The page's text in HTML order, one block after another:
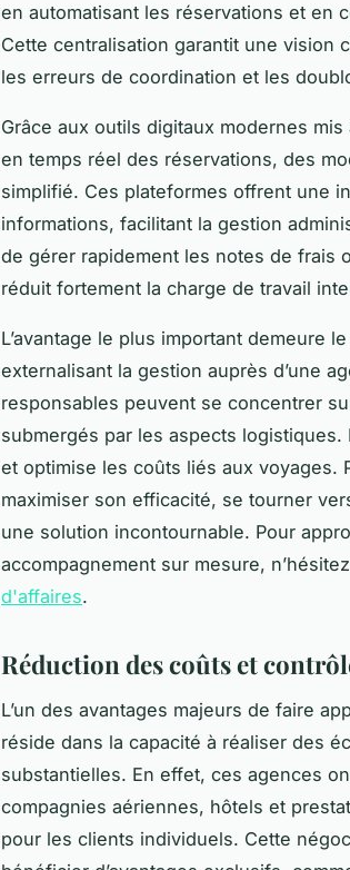
en automatisant les réservations et en
Cette centralisation garantit une vision
les erreurs de coordination et les
Grâce aux outils digitaux modernes
en temps réel des réservations, des
simplifié. Ces plateformes offrent une
informations, facilitant la gestion
de gérer rapidement les notes de frais
réduit fortement la charge de travail
L’avantage le plus important demeure
externalisant la gestion auprès d’une
responsables peuvent se concentrer
submergés par les aspects
et optimise les coûts liés aux voyages.
maximiser son efficacité, se tourner
une solution incontournable. Pour
accompagnement sur mesure,
d'affaires.
Réduction des coûts et
L’un des avantages majeurs de faire
réside dans la capacité à réaliser des
substantielles. En effet, ces agences
compagnies aériennes, hôtels et
pour les clients individuels. Cette